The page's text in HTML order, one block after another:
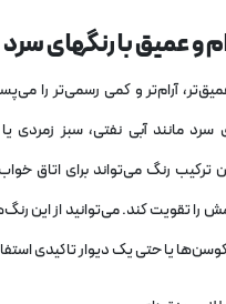
و عمیق با رنگهای سرد
آرام‌تر و کمی رسمی‌تر را
مانند آبی نفتی، سبز زمردی یا
ترکیب رنگ می‌تواند برای اتاق
را تقویت کند. می‌توانید از این
یا حتی یک دیوار تاکیدی